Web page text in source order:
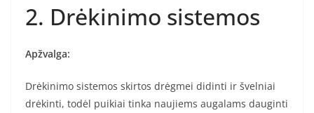
2. Drėkinimo sistemos
Apžvalga:
Drėkinimo sistemos skirtos drėgmei didinti ir švelniai
drėkinti, todėl puikiai tinka naujiems augalams dauginti